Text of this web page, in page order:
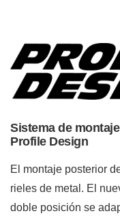
Sistema de
Profile Design
El montaje posterior
rieles de metal. El
doble posición se